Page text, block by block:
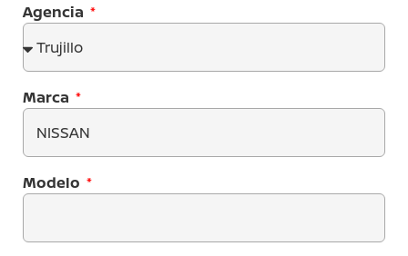
Agencia
Marca
Modelo